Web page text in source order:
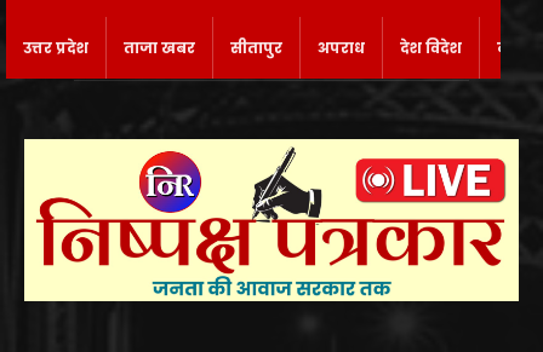
उत्तर प्रदेश ताजा खबर सीतापुर अपराध देश विदेश